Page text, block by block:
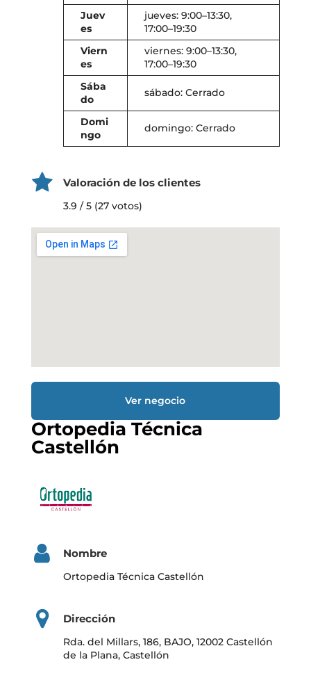
Juev
es
jueves: 9:00–13:30,
17:00–19:30
Viern
es
viernes: 9:00–13:30,
17:00–19:30
Sába
do
sábado: Cerrado
Domi
ngo
domingo: Cerrado
Valoración de los clientes
3.9 / 5 (27 votos)
Ver negocio
Ortopedia Técnica
Castellón
Nombre
Ortopedia Técnica Castellón
Dirección
Rda. del Millars, 186, BAJO, 12002 Castellón
de la Plana, Castellón